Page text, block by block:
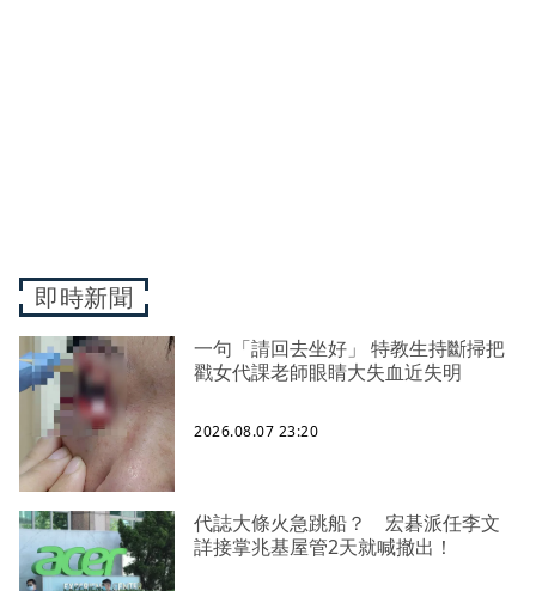
即時新聞
一句「請回去坐好」 特教生持斷掃把
戳女代課老師眼睛大失血近失明
2026.08.07 23:20
代誌大條火急跳船？ 宏碁派任李文
詳接掌兆基屋管2天就喊撤出！